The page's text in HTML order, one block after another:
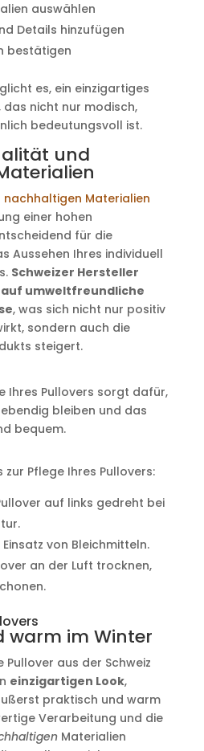
auswählen
Details hinzufügen
bestätigen
es, ein einzigartiges
nicht nur modisch,
bedeutungsvoll ist.
und
nachhaltigen Materialien
einer hohen
für die
Aussehen Ihres individuell
Schweizer Hersteller
umweltfreundliche
, was sich nicht nur positiv
sondern auch die
steigert.
Ihres Pullovers sorgt dafür,
bleiben und das
bequem.
zur Pflege Ihres Pullovers:
auf links gedreht bei
von Bleichmitteln.
an der Luft trocknen,
warm im Winter
aus der Schweiz
einzigartigen Look,
praktisch und warm
Verarbeitung und die
Materialien